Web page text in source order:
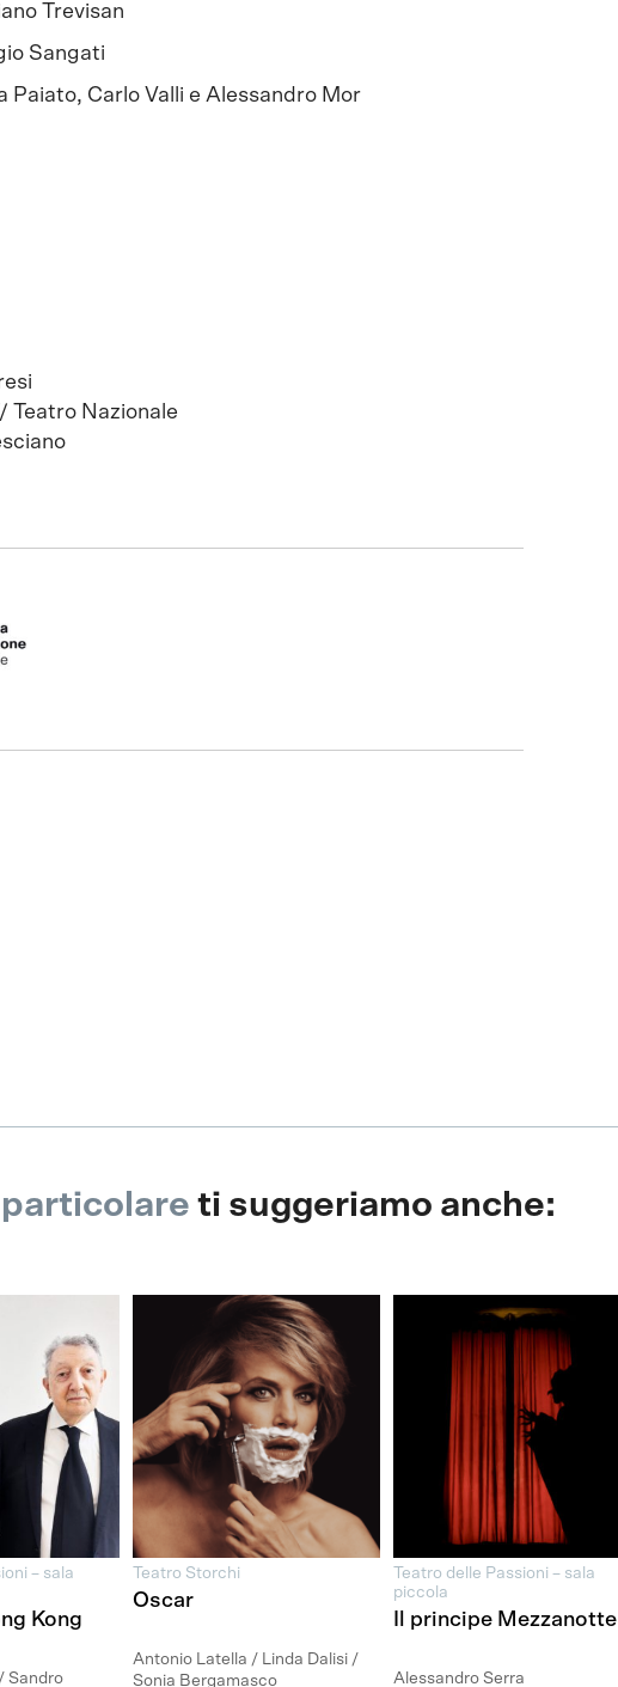
Trevisan
Sangati
Paiato, Carlo Valli e Alessandro Mor
Teatro Nazionale
particolare ti suggeriamo anche:
– sala
Kong
Sandro
Teatro Storchi
Oscar
Antonio Latella / Linda Dalisi /
Sonia Bergamasco
Teatro delle Passioni – sala
piccola
Il principe Mezzanotte
Alessandro Serra